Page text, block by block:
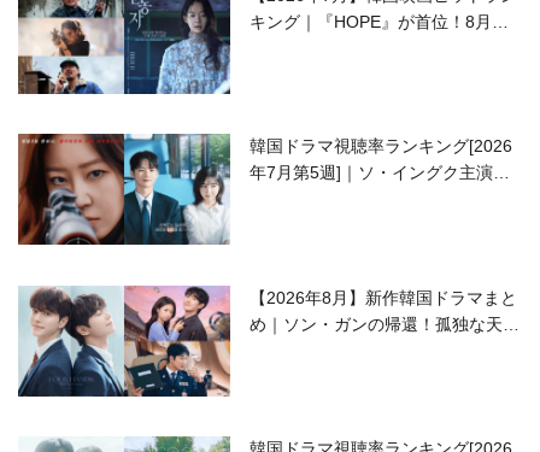
キング｜『HOPE』が首位！8月公
韓国ドラマ視聴率ランキング[2026
年7月第5週]｜ソ・イングク主演の
【2026年8月】新作韓国ドラマまと
め｜ソン・ガンの帰還！孤独な天才